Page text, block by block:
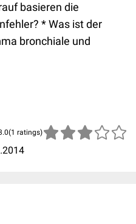
basieren die
* Was ist der
bronchiale und
(1 ratings)